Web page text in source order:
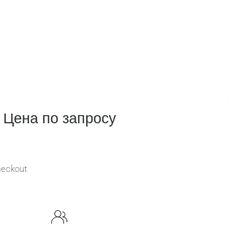
Цена по запросу